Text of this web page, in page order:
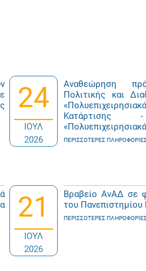
24
ΙΟΥΛ
2026
Αναθεώρηση
Πολιτικής και
ΠΕΡΙΣΣΌΤΕΡΕΣ ΠΛΗΡΟΦΟΡΊΕΣ
21
ΙΟΥΛ
2026
Βραβείο ΑνΑΔ σε
του Πανεπιστημίου
ΠΕΡΙΣΣΌΤΕΡΕΣ ΠΛΗΡΟΦΟΡΊΕΣ